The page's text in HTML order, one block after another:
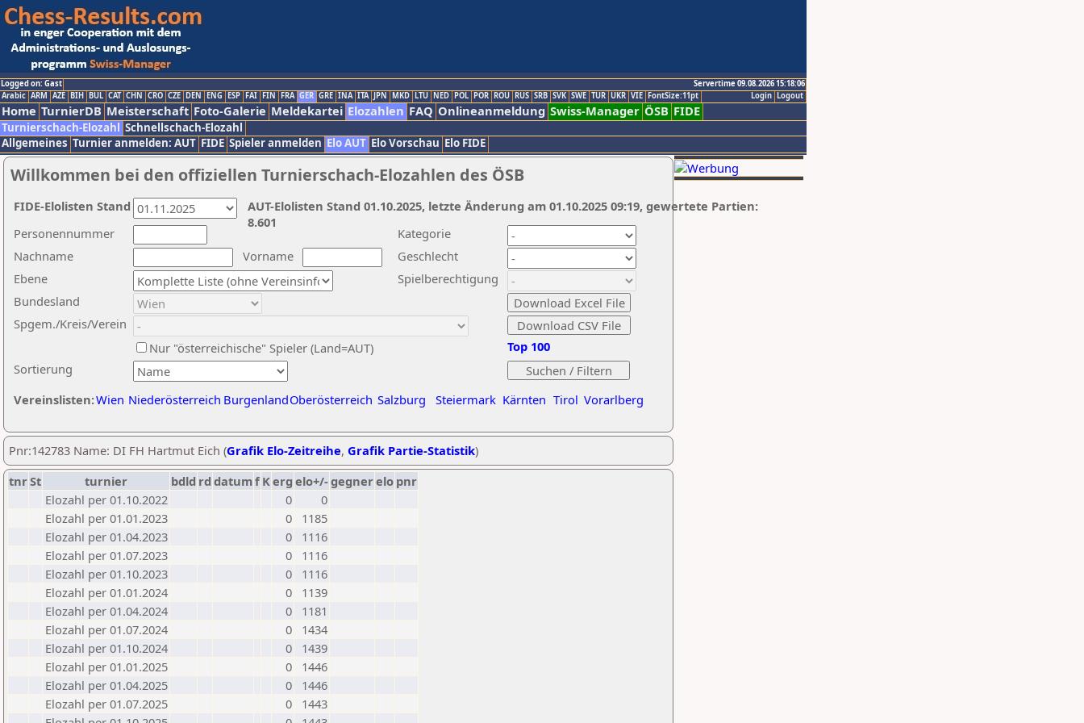
Logged on: Gast
Servertime 09.08.2026 15:18:06
Logout
Login
Arabic ARM AZE BIH BUL CAT CHN CRO CZE DEN ENG ESP FAI FIN FRA GER GRE INA ITA JPN MKD LTU NED POL POR ROU RUS SRB SVK SWE TUR UKR VIE FontSize:11pt
Home TurnierDB Meisterschaft Foto-Galerie Meldekartei Elozahlen FAQ Onlineanmeldung Swiss-Manager ÖSB FIDE
Turnierschach-Elozahl Schnellschach-Elozahl
Allgemeines Turnier anmelden: AUT FIDE Spieler anmelden Elo AUT Elo Vorschau Elo FIDE
Willkommen bei den offiziellen Turnierschach-Elozahlen des ÖSB
Nachname
Vorname
Ebene
Kategorie
Sortierung
Personennummer
Bundesland
Spgem./Kreis/Verein
Geschlecht
Nur "österreichische" Spieler (Land=AUT)
Spielberechtigung
Vereinslisten:Wien Niederösterreich BurgenlandOberösterreich Salzburg Steiermark Kärnten Tirol Vorarlberg
Top 100
AUT-Elolisten Stand 01.10.2025, letzte Änderung am 01.10.2025 09:19, gewertete Partien:
8.601
FIDE-Elolisten Stand
Pnr:142783 Name: DI FH Hartmut Eich (Grafik Elo-Zeitreihe, Grafik Partie-Statistik)
tnrSt turnier bdld rd datumf Kerg elo+/-gegnerelo pnr
Elozahl per 01.10.2022
0
0
Elozahl per 01.01.2023
0
1185
Elozahl per 01.04.2023
0
1116
Elozahl per 01.07.2023
0
1116
Elozahl per 01.10.2023
0
1116
Elozahl per 01.01.2024
0
1139
Elozahl per 01.04.2024
0
1181
Elozahl per 01.07.2024
0
1434
Elozahl per 01.10.2024
0
1439
Elozahl per 01.01.2025
0
1446
Elozahl per 01.04.2025
0
1446
Elozahl per 01.07.2025
0
1443